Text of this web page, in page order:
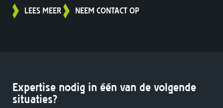
LEES MEER NEEM CONTACT OP
Expertise nodig in één van de volgende
situaties?